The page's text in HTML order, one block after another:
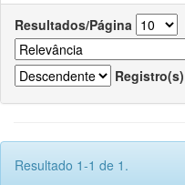
Resultados/Página
Registro(s)
Resultado 1-1 de 1.